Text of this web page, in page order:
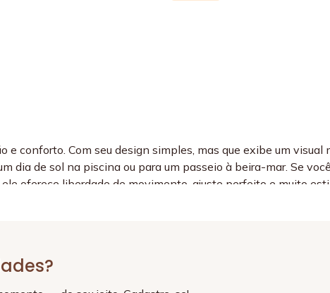
e conforto. Com seu design simples, mas que exibe um visual
dia de sol na piscina ou para um passeio à beira-mar. Se
oferece liberdade de movimento, ajuste perfeito e muito